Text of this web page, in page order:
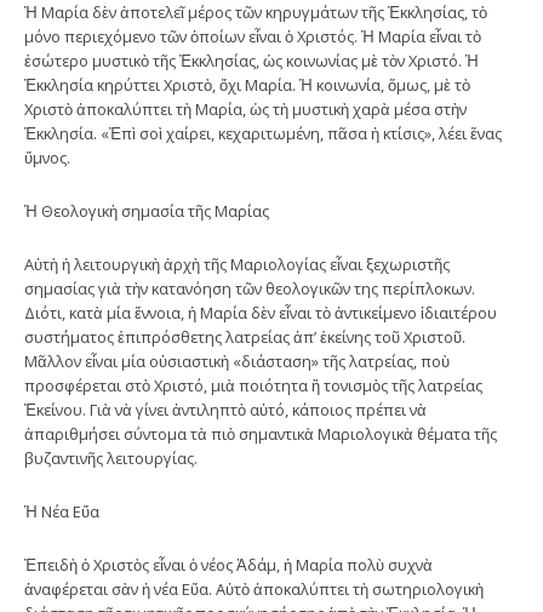
Ἡ Μαρία δὲν ἀποτελεῖ μέρος τῶν κηρυγμάτων τῆς Ἐκκλησίας, τὸ
μόνο περιεχόμενο τῶν ὁποίων εἶναι ὁ Χριστός. Ἡ Μαρία εἶναι τὸ
ἐσώτερο μυστικὸ τῆς Ἐκκλησίας, ὡς κοινωνίας μὲ τὸν Χριστό. Ἡ
Ἐκκλησία κηρύττει Χριστὸ, ὄχι Μαρία. Ἡ κοινωνία, ὅμως, μὲ τὸ
Χριστὸ ἀποκαλύπτει τὴ Μαρία, ὡς τὴ μυστικὴ χαρὰ μέσα στὴν
Ἐκκλησία. «Ἐπὶ σοὶ χαίρει, κεχαριτωμένη, πᾶσα ἡ κτίσις», λέει ἕνας
ὕμνος.
Ἡ Θεολογικὴ σημασία τῆς Μαρίας
Αὐτὴ ἡ λειτουργικὴ ἀρχὴ τῆς Μαριολογίας εἶναι ξεχωριστῆς
σημασίας γιὰ τὴν κατανόηση τῶν θεολογικῶν της περίπλοκων.
Διότι, κατὰ μία ἔννοια, ἡ Μαρία δὲν εἶναι τὸ ἀντικείμενο ἰδιαιτέρου
συστήματος ἐπιπρόσθετης λατρείας ἀπ’ ἐκείνης τοῦ Χριστοῦ.
Μᾶλλον εἶναι μία οὐσιαστικὴ «διάσταση» τῆς λατρείας, ποὺ
προσφέρεται στὸ Χριστό, μιὰ ποιότητα ἢ τονισμὸς τῆς λατρείας
Ἐκείνου. Γιὰ νὰ γίνει ἀντιληπτὸ αὐτό, κάποιος πρέπει νὰ
ἀπαριθμήσει σύντομα τὰ πιὸ σημαντικὰ Μαριολογικὰ θέματα τῆς
βυζαντινῆς λειτουργίας.
Ἡ Νέα Εὔα
Ἐπειδὴ ὁ Χριστὸς εἶναι ὁ νέος Ἀδάμ, ἡ Μαρία πολὺ συχνὰ
ἀναφέρεται σὰν ἡ νέα Εὔα. Αὐτὸ ἀποκαλύπτει τὴ σωτηριολογικὴ